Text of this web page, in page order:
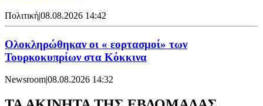
Πολιτική|08.08.2026 14:42
Ολοκληρώθηκαν οι « εορτασμοί» των
Τουρκοκυπρίων στα Κόκκινα
Newsroom|08.08.2026 14:32